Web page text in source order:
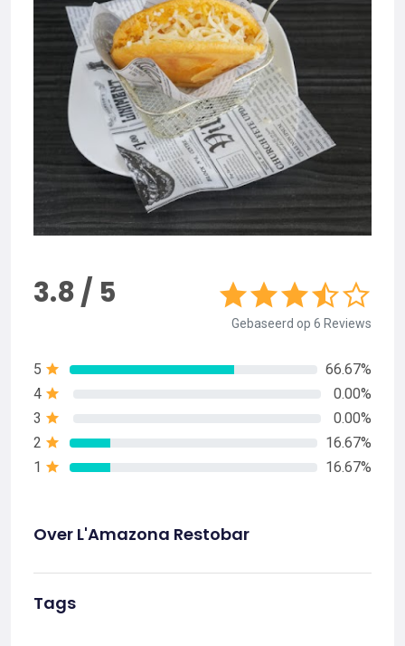
3.8 / 5
Gebaseerd op 6 Reviews
5
66.67%
4
0.00%
3
0.00%
2
16.67%
1
16.67%
Over L'Amazona Restobar
Tags